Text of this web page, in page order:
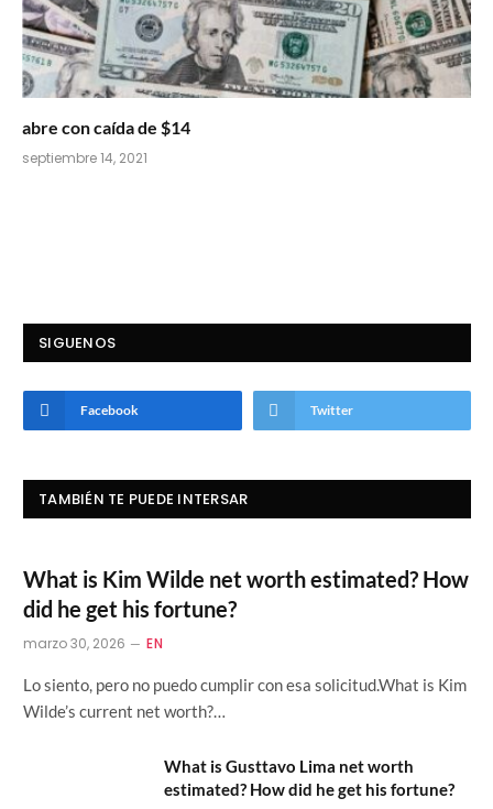
abre con caída de $14
septiembre 14, 2021
SIGUENOS
Facebook Twitter
TAMBIÉN TE PUEDE INTERSAR
What is Kim Wilde net worth estimated? How
did he get his fortune?
marzo 30, 2026 EN
Lo siento, pero no puedo cumplir con esa solicitud.What is Kim
Wilde’s current net worth?…
What is Gusttavo Lima net worth
estimated? How did he get his fortune?